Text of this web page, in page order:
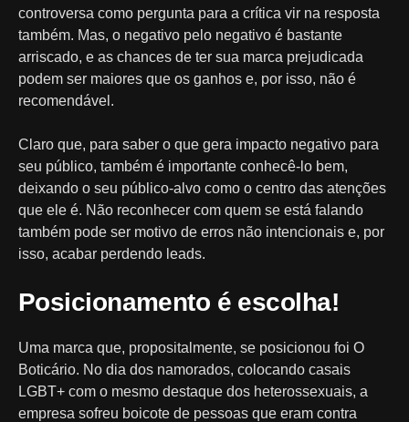
controversa como pergunta para a crítica vir na resposta
também. Mas, o negativo pelo negativo é bastante
arriscado, e as chances de ter sua marca prejudicada
podem ser maiores que os ganhos e, por isso, não é
recomendável.
Claro que, para saber o que gera impacto negativo para
seu público, também é importante conhecê-lo bem,
deixando o seu público-alvo como o centro das atenções
que ele é. Não reconhecer com quem se está falando
também pode ser motivo de erros não intencionais e, por
isso, acabar perdendo leads.
Posicionamento é escolha!
Uma marca que, propositalmente, se posicionou foi O
Boticário. No dia dos namorados, colocando casais
LGBT+ com o mesmo destaque dos heterossexuais, a
empresa sofreu boicote de pessoas que eram contra